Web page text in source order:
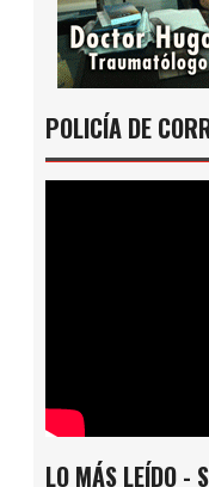
POLICÍA DE
LO MÁS LEÍDO -